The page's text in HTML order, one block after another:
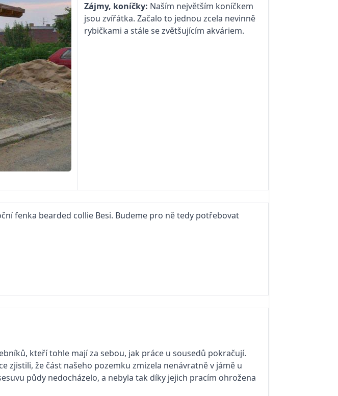
Zájmy, koníčky: Naším největším koníčkem
jsou zvířátka. Začalo to jednou zcela nevinně
rybičkami a stále se zvětšujícím akváriem.
fenka bearded collie Besi. Budeme pro ně tedy potřebovat
kteří tohle mají za sebou, jak práce u sousedů pokračují.
zjistili, že část našeho pozemku zmizela nenávratně v jámě u
půdy nedocházelo, a nebyla tak díky jejich pracím ohrožena